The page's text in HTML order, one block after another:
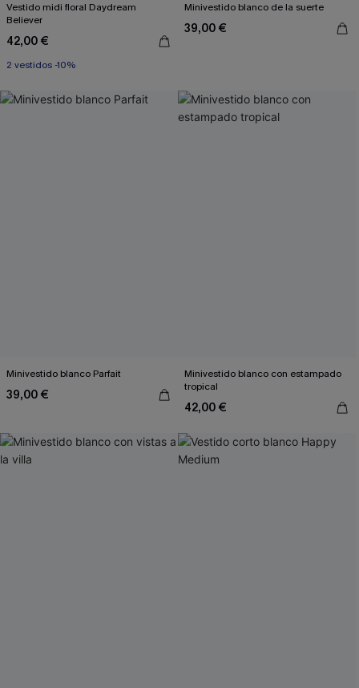
Vestido midi floral Daydream
Believer
42,00 €
2 vestidos -10%
Minivestido blanco de la suerte
39,00 €
Minivestido blanco Parfait
39,00 €
Minivestido blanco con estampado
tropical
42,00 €